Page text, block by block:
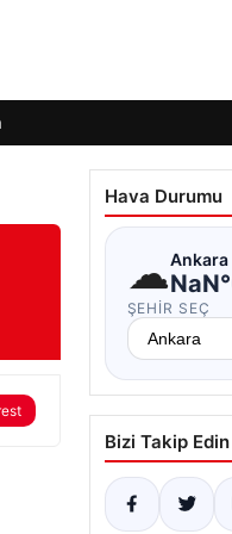
Hava Durumu
☁Ankara
ŞEHIR SEÇ
Bizi Takip Edin